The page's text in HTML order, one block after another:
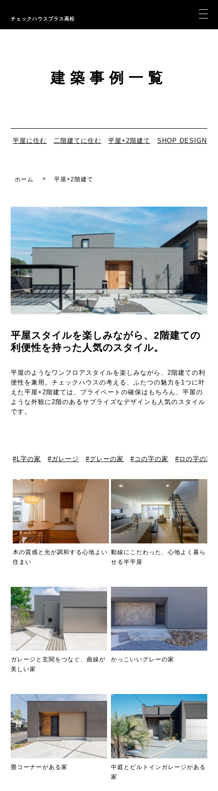
チェックハウスプラス高松
建築事例一覧
平屋に住む 二階建てに住む 平屋+2階建て SHOP DESIGN（
ホーム 平屋+2階建て
平屋スタイルを楽しみながら、2階建ての
利便性を持った人気のスタイル。
平屋のようなワンフロアスタイルを楽しみながら、2階建ての利
便性を兼用。チェックハウスの考える、ふたつの魅力を1つに叶
えた平屋+2階建ては、プライベートの確保はもちろん、平屋の
ような外観に2階のあるサプライズなデザインも人気のスタイル
です。
L字の家 ガレージ グレーの家 コの字の家 ロの字の家
木の質感と光が調和する心地よい
住まい
動線にこだわった、心地よく暮ら
せる半平屋
ガレージと玄関をつなぐ、曲線が
美しい家
かっこいいグレーの家
畳コーナーがある家
中庭とビルトインガレージがある
家